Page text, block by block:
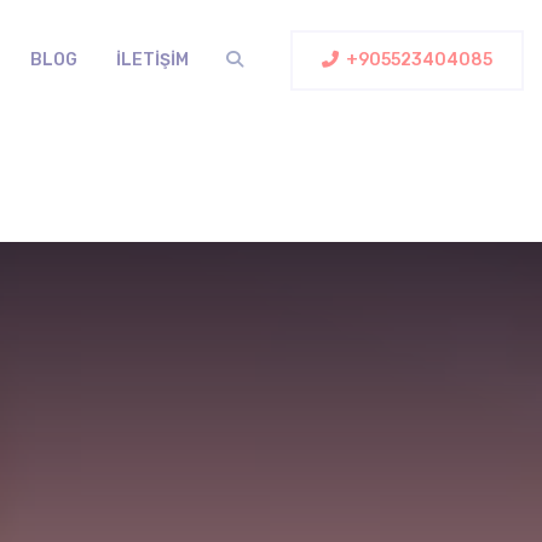
BLOG İLETIŞIM +905523404085